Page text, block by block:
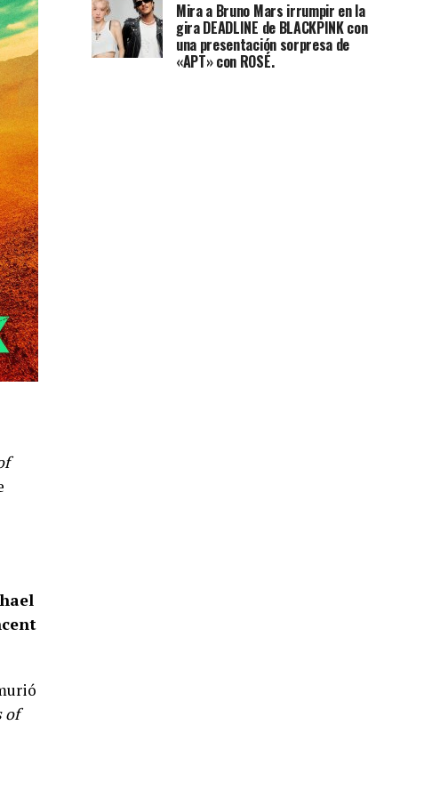
of
Mira a Bruno Mars irrumpir en la
gira DEADLINE de BLACKPINK con
una presentación sorpresa de
«APT» con ROSÉ.